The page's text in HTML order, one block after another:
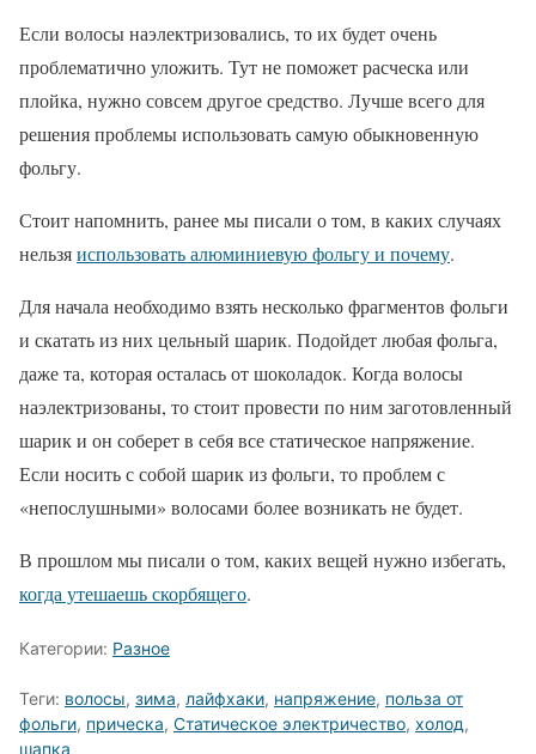
Если волосы наэлектризовались, то их будет очень
проблематично уложить. Тут не поможет расческа или
плойка, нужно совсем другое средство. Лучше всего для
решения проблемы использовать самую обыкновенную
фольгу.
Стоит напомнить, ранее мы писали о том, в каких случаях
нельзяиспользовать алюминиевую фольгу и почему.
Для начала необходимо взять несколько фрагментов фольги
и скатать из них цельный шарик. Подойдет любая фольга,
даже та, которая осталась от шоколадок. Когда волосы
наэлектризованы, то стоит провести по ним заготовленный
шарик и он соберет в себя все статическое напряжение.
Если носить с собой шарик из фольги, то проблем с
«непослушными» волосами более возникать не будет.
В прошлом мы писали о том, каких вещей нужно избегать,
когда утешаешь скорбящего.
Категории: Разное
Теги: волосы, зима, лайфхаки, напряжение, польза от
фольги, прическа, Статическое электричество, холод,
шапка